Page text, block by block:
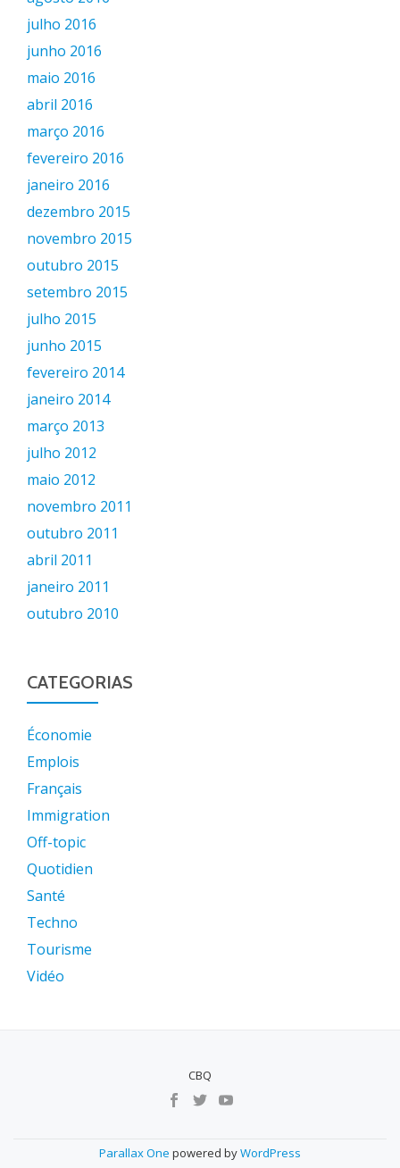
julho 2016
junho 2016
maio 2016
abril 2016
março 2016
fevereiro 2016
janeiro 2016
dezembro 2015
novembro 2015
outubro 2015
setembro 2015
julho 2015
junho 2015
fevereiro 2014
janeiro 2014
março 2013
julho 2012
maio 2012
novembro 2011
outubro 2011
abril 2011
janeiro 2011
outubro 2010
CATEGORIAS
Économie
Emplois
Français
Immigration
Off-topic
Quotidien
Santé
Techno
Tourisme
Vidéo
CBQ
Parallax One powered byWordPress